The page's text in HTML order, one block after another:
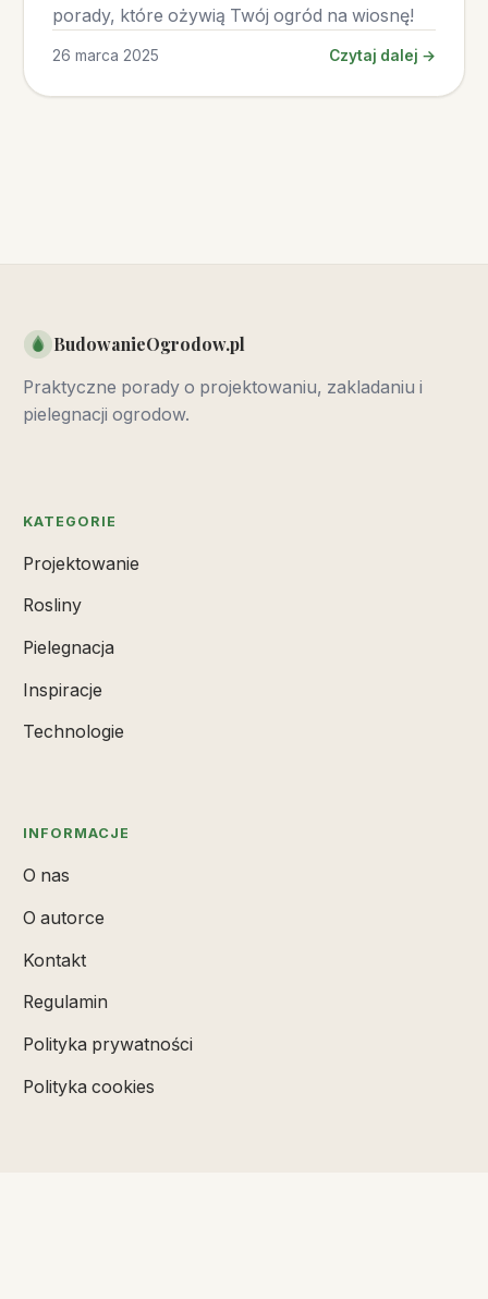
porady, które ożywią Twój ogród na wiosnę!
26 marca 2025 Czytaj dalej →
BudowanieOgrodow.pl
Praktyczne porady o projektowaniu, zakladaniu i
pielegnacji ogrodow.
KATEGORIE
Projektowanie
Rosliny
Pielegnacja
Inspiracje
Technologie
INFORMACJE
O nas
O autorce
Kontakt
Regulamin
Polityka prywatności
Polityka cookies